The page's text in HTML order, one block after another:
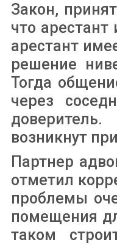
Закон,
что
арестант
решение
Тогда
через
возникнут
Партнер
отметил
проблемы
помещения
таком